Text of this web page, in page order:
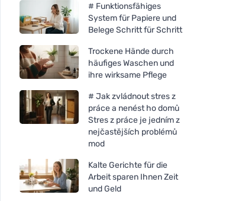
# Funktionsfähiges
System für Papiere und
Belege Schritt für Schritt
Trockene Hände durch
häufiges Waschen und
ihre wirksame Pflege
# Jak zvládnout stres z
práce a nenést ho domů
Stres z práce je jedním z
nejčastějších problémů
mod
Kalte Gerichte für die
Arbeit sparen Ihnen Zeit
und Geld